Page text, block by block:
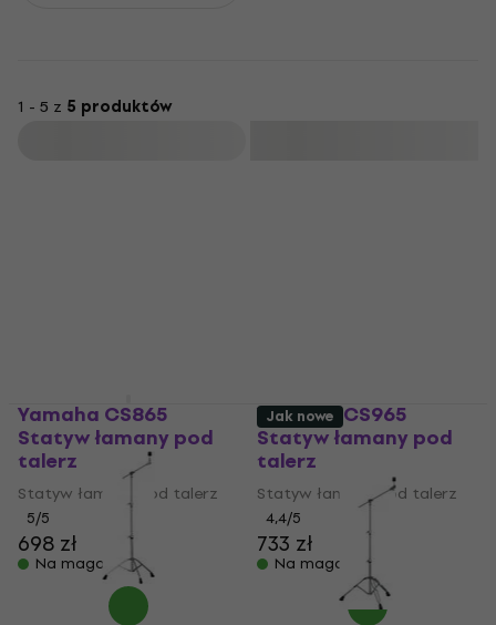
1 - 5 z 5 produktów
Yamaha CS865
Statyw łamany pod
talerz
Statyw łamany pod talerz
5/5
698 zł
Na magazynie
Yamaha CS965
Statyw łamany pod
talerz
Statyw łamany pod talerz
4,4/5
733 zł
Na magazynie
Jak nowe